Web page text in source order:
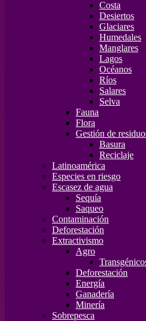
Costa
Desiertos
Glaciares
Humedales
Manglares
Lagos
Océanos
Ríos
Salares
Selva
Fauna
Flora
Gestión de
Basura
Reciclaje
Latinoamérica
Especies en riesgo
Escasez de agua
Sequía
Saqueo
Contaminación
Deforestación
Extractivismo
Agro
Deforestación
Energía
Ganadería
Minería
Sobrepesca